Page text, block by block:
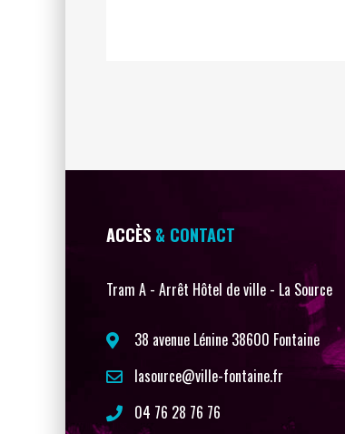
ACCÈS & CONTACT
Tram A - Arrêt Hôtel de ville - La Source
38 avenue Lénine 38600 Fontaine
lasource@ville-fontaine.fr
04 76 28 76 76